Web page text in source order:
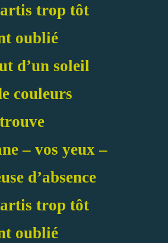
trop tôt
oublié
d’un soleil
couleurs
– vos yeux –
d’absence
trop tôt
oublié